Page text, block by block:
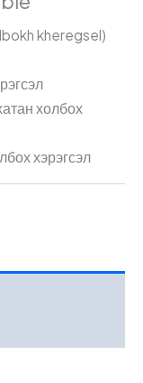
kheregsel)
холбох
хэрэгсэл